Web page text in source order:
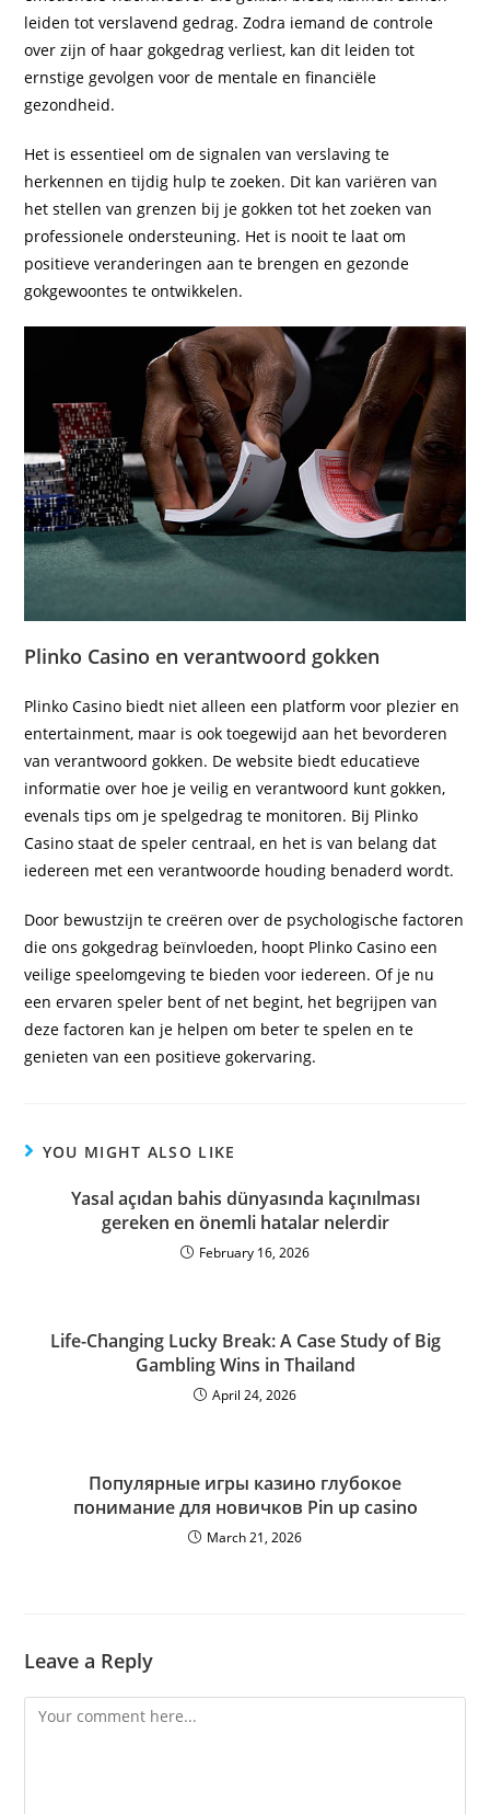
leiden tot verslavend gedrag. Zodra iemand de controle
over zijn of haar gokgedrag verliest, kan dit leiden tot
ernstige gevolgen voor de mentale en financiële
gezondheid.
Het is essentieel om de signalen van verslaving te
herkennen en tijdig hulp te zoeken. Dit kan variëren van
het stellen van grenzen bij je gokken tot het zoeken van
professionele ondersteuning. Het is nooit te laat om
positieve veranderingen aan te brengen en gezonde
gokgewoontes te ontwikkelen.
Plinko Casino en verantwoord gokken
Plinko Casino biedt niet alleen een platform voor plezier en
entertainment, maar is ook toegewijd aan het bevorderen
van verantwoord gokken. De website biedt educatieve
informatie over hoe je veilig en verantwoord kunt gokken,
evenals tips om je spelgedrag te monitoren. Bij Plinko
Casino staat de speler centraal, en het is van belang dat
iedereen met een verantwoorde houding benaderd wordt.
Door bewustzijn te creëren over de psychologische factoren
die ons gokgedrag beïnvloeden, hoopt Plinko Casino een
veilige speelomgeving te bieden voor iedereen. Of je nu
een ervaren speler bent of net begint, het begrijpen van
deze factoren kan je helpen om beter te spelen en te
genieten van een positieve gokervaring.
YOU MIGHT ALSO LIKE
Yasal açıdan bahis dünyasında kaçınılması
gereken en önemli hatalar nelerdir
February 16, 2026
Life-Changing Lucky Break: A Case Study of Big
Gambling Wins in Thailand
April 24, 2026
Популярные игры казино глубокое
понимание для новичков Pin up casino
March 21, 2026
Leave a Reply